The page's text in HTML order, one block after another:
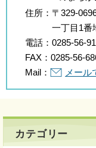
住所： 〒329-
一丁目1番
電話： 0285-56-
FAX： 0285-56-
Mail：
メール
カテゴリー